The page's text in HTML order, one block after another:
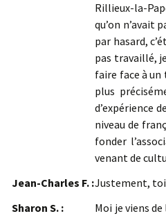
Rillieux-la-
qu’on n’avait
par hasard,
pas travaillé,
faire face à un
plus
d’expérience
niveau de
fonder
venant de
Jean-Charles F. :Justement,
Sharon S. :
Moi je viens